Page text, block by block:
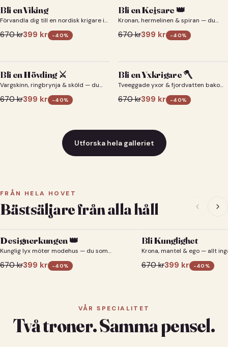
Bli en Viking
Förvandla dig till en nordisk krigare i
ett episkt vikingaporträtt.
670kr399 kr -40%
Bli en Kejsare 👑
Kronan, hermelinen & spiran — du
670kr399 kr -40%
Bli en Hövding ⚔️
Vargskinn, ringbrynja & sköld — du
som nordisk krigsherre ⚔️
670kr399 kr -40%
Bli en Yxkrigare 🪓
Tveeggade yxor & fjordvatten bakom
670kr399 kr -40%
Utforska hela galleriet
FRÅN HELA HOVET
Bästsäljare från alla håll
Designerkungen 👑
Kunglig lyx möter modehus — du som
670kr399 kr -40%
Bli Kunglighet
Krona, mantel & ego — allt
670kr399 kr -40 %
VÅR SPECIALITET
Två troner. Samma pensel.